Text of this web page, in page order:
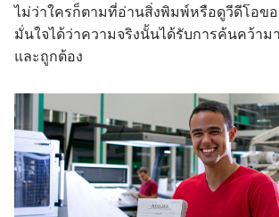
ไม่ว่าใครก็ตามที่อ่านสิ่งพิมพ์หรือดูวีดีโอขอ
มั่นใจได้ว่าความจริงนั้นได้รับการค้นคว้าม
และถูกต้อง